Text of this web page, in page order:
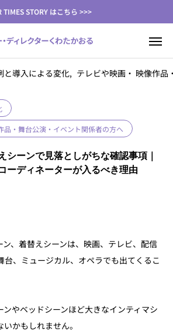
TIMES STORY はこちら >>>
と導入による変化 テレビや映画・ 映像作
品・舞台公演・イベント関係者の方へ
シーンで見落としがちな確認事項｜
ーディネーターが入るべき理由
、着替えシーンは、映画、テレビ、配信
台、ミュージカル、オペラでも出てくるこ
やベッドシーンほど大きなインティマシ
かもしれません。